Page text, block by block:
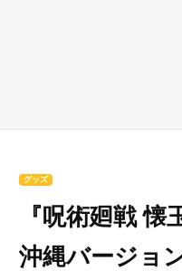
グッズ
『呪術廻戦
沖縄バージョ